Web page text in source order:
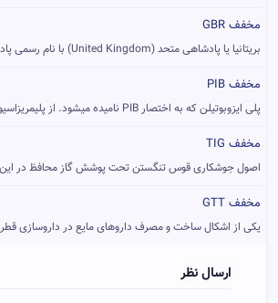
مخفف GBR
بریتانیا یا پادشاهی متحد (United Kingdom) با نام رسمی پادشاه...
مخفف PIB
پلی ایزوبوتیلن که به اختصار PIB نامیده میشود. از پلیمریزاسیو...
مخفف TIG
اصول جوشکاری قوس تنگستن تحت پوشش گاز محافظ در این
مخفف GTT
یکی از اشکال ساخت و مصرف داروهای مایع در داروسازی
ارسال نظر